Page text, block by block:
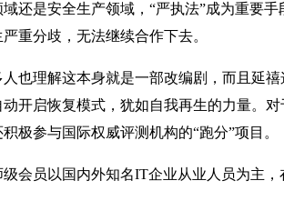
还是安全生产领域，“严执法”成为重要
重分歧，无法继续合作下去。
也理解这本身就是一部改编剧，而且延
开启恢复模式，犹如自我再生的力量。
极参与国际权威评测机构的“跑分”项目。
会员以国内外知名IT企业从业人员为主